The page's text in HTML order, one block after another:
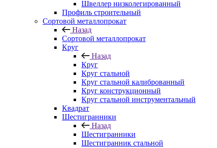
Швеллер низколегированный
Профиль строительный
Сортовой металлопрокат
Назад
Сортовой металлопрокат
Круг
Назад
Круг
Круг стальной
Круг стальной калиброванный
Круг конструкционный
Круг стальной инструментальный
Квадрат
Шестигранники
Назад
Шестигранники
Шестигранник стальной